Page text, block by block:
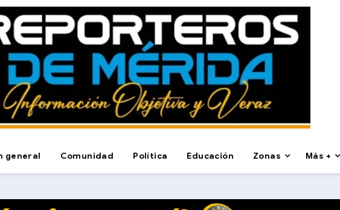
general Comunidad Política Educación Zonas Más +